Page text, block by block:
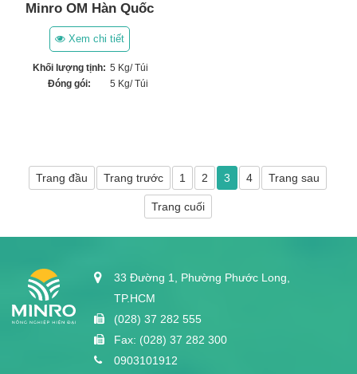
Minro OM Hàn Quốc
(5Kg)
Xem chi tiết
Khối lượng tịnh: 5 Kg/ Túi
Đóng gói:
5 Kg/ Túi
Trang đầu Trang trước 1 2 3 4 Trang sau
Trang cuối
33 Đường 1, Phường Phước Long,
TP.HCM
(028) 37 282 555
Fax: (028) 37 282 300
0903101912